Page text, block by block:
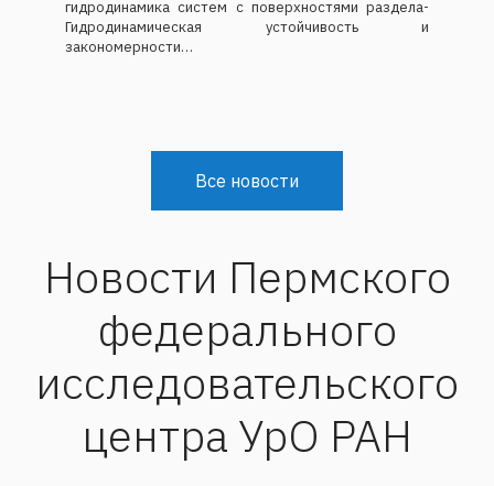
гидродинамика систем с поверхностями раздела-
Гидродинамическая устойчивость и
закономерности…
Все новости
Новости Пермского
федерального
исследовательского
центра УрО РАН